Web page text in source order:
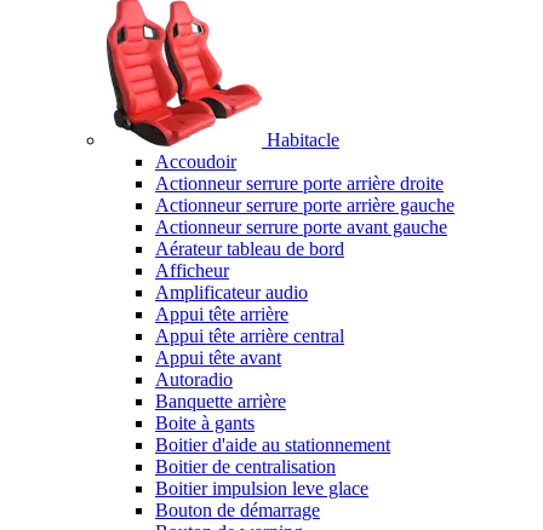
Habitacle
Accoudoir
Actionneur serrure porte arrière droite
Actionneur serrure porte arrière gauche
Actionneur serrure porte avant gauche
Aérateur tableau de bord
Afficheur
Amplificateur audio
Appui tête arrière
Appui tête arrière central
Appui tête avant
Autoradio
Banquette arrière
Boite à gants
Boitier d'aide au stationnement
Boitier de centralisation
Boitier impulsion leve glace
Bouton de démarrage